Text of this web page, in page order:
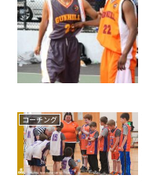
コーチング